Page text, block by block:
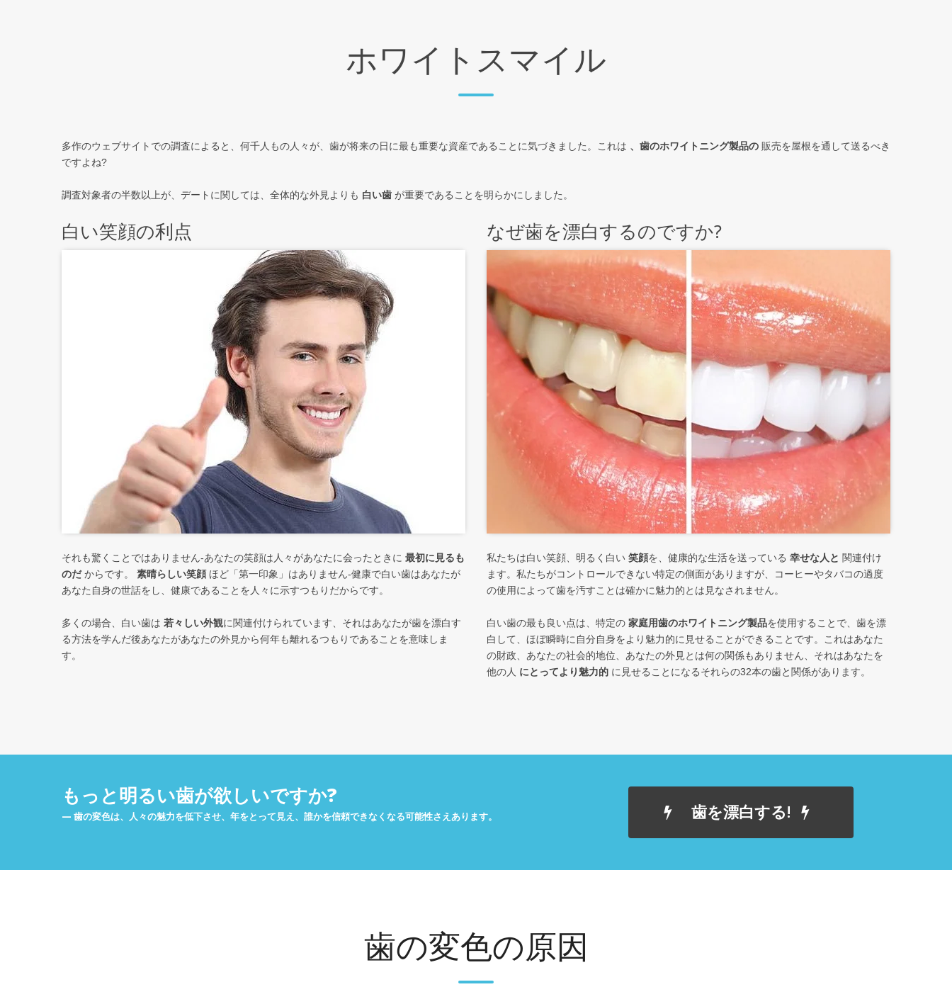
ホワイトスマイル
多作のウェブサイトでの調査によると、何千人もの人々が、歯が将来の日に最も重要な資産であることに気づきました。これは 、歯のホワイトニング製品の 販売を屋根を通して送るべき
ですよね?
調査対象者の半数以上が、デートに関しては、全体的な外見よりも 白い歯 が重要であることを明らかにしました。
白い笑顔の利点
それも驚くことではありません-あなたの笑顔は人々があなたに会ったときに 最初に見るも
のだからです。 素晴らしい笑顔ほど「第一印象」はありません-健康で白い歯はあなたが
あなた自身の世話をし、健康であることを人々に示すつもりだからです。
多くの場合、白い歯は 若々しい外観に関連付けられています、それはあなたが歯を漂白す
る方法を学んだ後あなたがあなたの外見から何年も離れるつもりであることを意味しま
す。
なぜ歯を漂白するのですか?
私たちは白い笑顔、明るく白い 笑顔を、健康的な生活を送っている 幸せな人と 関連付け
ます。私たちがコントロールできない特定の側面がありますが、コーヒーやタバコの過度
の使用によって歯を汚すことは確かに魅力的とは見なされません。
白い歯の最も良い点は、特定の 家庭用歯のホワイトニング製品を使用することで、歯を漂
白して、ほぼ瞬時に自分自身をより魅力的に見せることができることです。これはあなた
の財政、あなたの社会的地位、あなたの外見とは何の関係もありません、それはあなたを
他の人 にとってより魅力的 に見せることになるそれらの32本の歯と関係があります。
もっと明るい歯が欲しいですか?
歯の変色は、人々の魅力を低下させ、年をとって見え、誰かを信頼できなくなる可能性さえあります。 歯を漂白する!
歯の変色の原因